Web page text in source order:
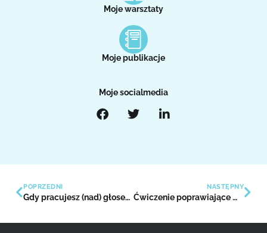
Moje warsztaty
Moje publikacje
Moje socialmedia
POPRZEDNI
Gdy pracujesz (nad) głosem, to normalne, gdy pojawiają się takie chwile i myśli
NASTĘPNY
Ćwiczenie poprawiające warunki głosowe